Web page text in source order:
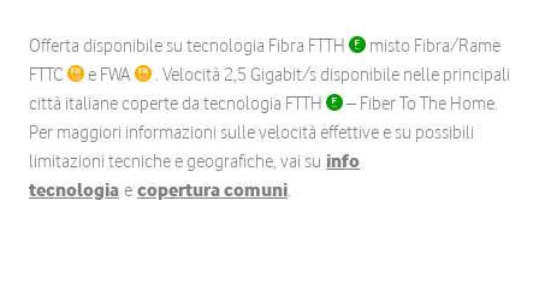
Offerta disponibile su tecnologia Fibra FTTH
misto Fibra/Rame
FTTC
e FWA
. Velocità 2,5 Gigabit/s disponibile nelle principali
città italiane coperte da tecnologia FTTH
– Fiber To The Home.
Per maggiori informazioni sulle velocità effettive e su possibili
limitazioni tecniche e geografiche, vai su info
tecnologia e copertura comuni.